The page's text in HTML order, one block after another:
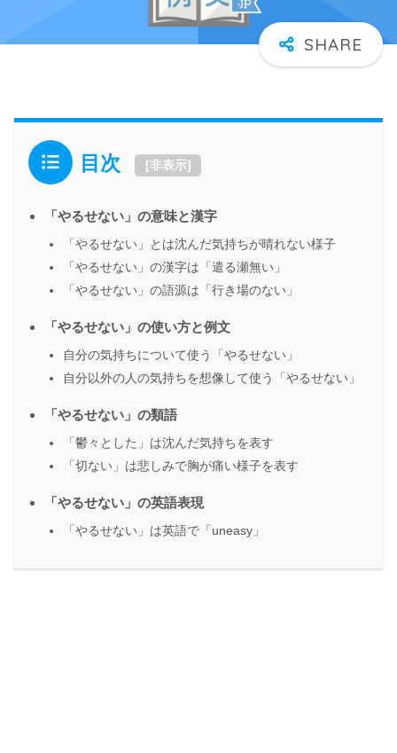
目次 [非表示]
「やるせない」の意味と漢字
「やるせない」とは沈んだ気持ちが晴れない様子
「やるせない」の漢字は「遣る瀬無い」
「やるせない」の語源は「行き場のない」
「やるせない」の使い方と例文
自分の気持ちについて使う「やるせない」
自分以外の人の気持ちを想像して使う「やるせない」
「やるせない」の類語
「鬱々とした」は沈んだ気持ちを表す
「切ない」は悲しみで胸が痛い様子を表す
「やるせない」の英語表現
「やるせない」は英語で「uneasy」